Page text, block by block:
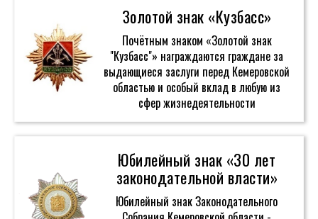
Золотой знак «Кузбасс»
Почётным знаком «Золотой знак
"Кузбасс"» награждаются граждане за
выдающиеся заслуги перед Кемеровской
областью и особый вклад в любую из
сфер жизнедеятельности
Юбилейный знак «30 лет
законодательной власти»
Юбилейный знак Законодательного